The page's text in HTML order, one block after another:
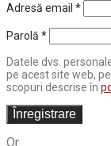
Adresă email *
Parolă *
Datele dvs.
pe acest site web,
scopuri descrise în
Înregistrare
Or